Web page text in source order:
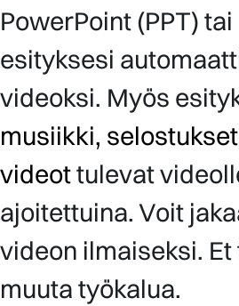
PowerPoint (PPT) tai
esityksesi
musiikki,
videot tulevat
ajoitettuina. Voit
videon ilmaiseksi.
muuta työkalua.